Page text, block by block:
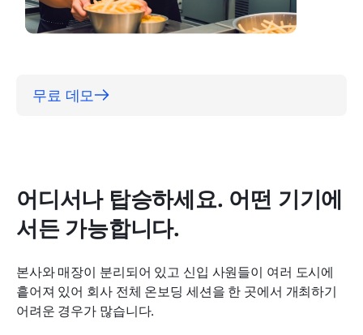
무료 데모
어디서나 탑승하세요. 어떤 기기에
서든 가능합니다.
본사와 매장이 분리되어 있고 신입 사원들이 여러 도시에
흩어져 있어 회사 전체 온보딩 세션을 한 곳에서 개최하기
어려운 경우가 많습니다.